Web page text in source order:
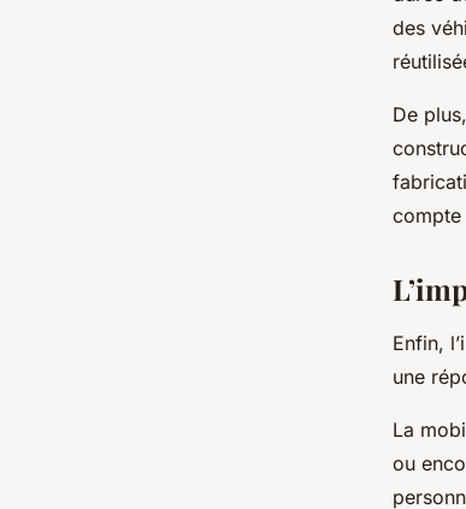
des
De
compte
Enfin,
une
La
ou